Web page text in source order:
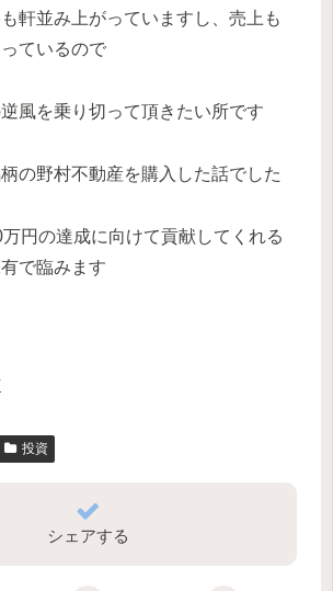
軒並み上がっていますし、売上も
ているので
風を乗り切って頂きたい所です
の野村不動産を購入した話でした
円の達成に向けて貢献してくれる
で臨みます
投資
シェアする